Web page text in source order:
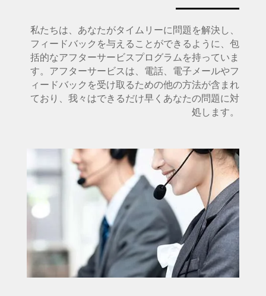
私たちは、あなたがタイムリーに問題を解決し、
フィードバックを与えることができるように、包
括的なアフターサービスプログラムを持っていま
す。アフターサービスは、電話、電子メールやフ
ィードバックを受け取るための他の方法が含まれ
ており、我々はできるだけ早くあなたの問題に対
処します。